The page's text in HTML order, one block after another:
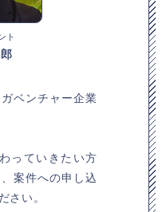
ト
ベンチャー企業
っていきたい方
案件への申し込
さい。